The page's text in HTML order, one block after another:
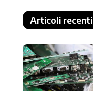
Articoli recenti